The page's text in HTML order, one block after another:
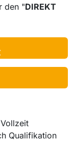
den "DIREKT
Qualifikation